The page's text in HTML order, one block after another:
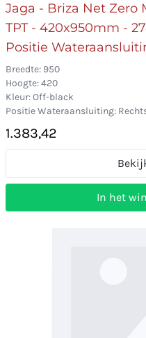
Jaga - Briza Net Zero
TPT - 420x950mm -
Positie
Breedte: 950
Hoogte: 420
Kleur: Off-black
Positie Wateraansluiting:
1.383,42
In het